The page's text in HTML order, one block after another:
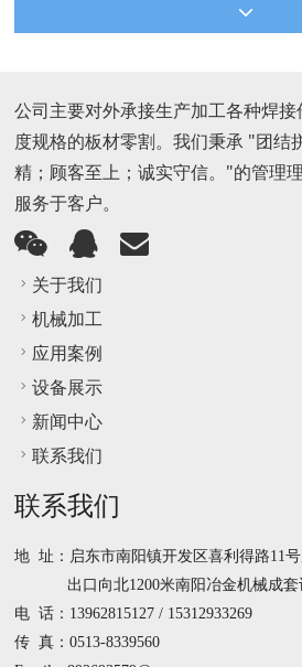
公司主要对外承接生产加工各种焊
度规格的板材零割。我们秉承 "团结
精；顾客至上；诚实守信。"的管理
服务于客户。
关于我们
机械加工
应用案例
设备展示
新闻中心
联系我们
联系我们
地 址：启东市南阳镇开发区喜利得路11
出口向北1200米南阳冶金机械成套
电 话：13962815127 / 15312933269
传 真：0513-8339560